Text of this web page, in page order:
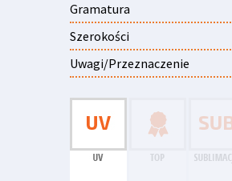
Gramatura
Szerokości
Uwagi/Przeznaczenie